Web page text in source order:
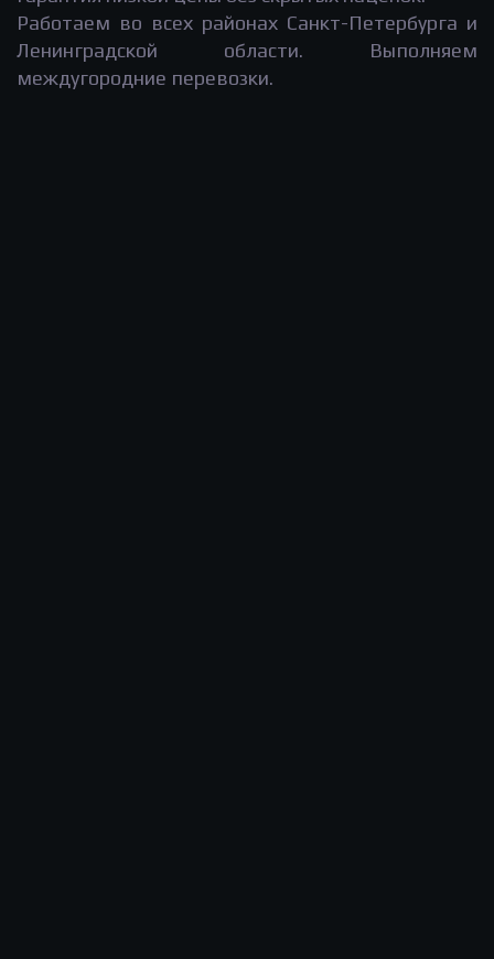
Работаем во всех районах Санкт-Петербурга и
Ленинградской области. Выполняем
междугородние перевозки.